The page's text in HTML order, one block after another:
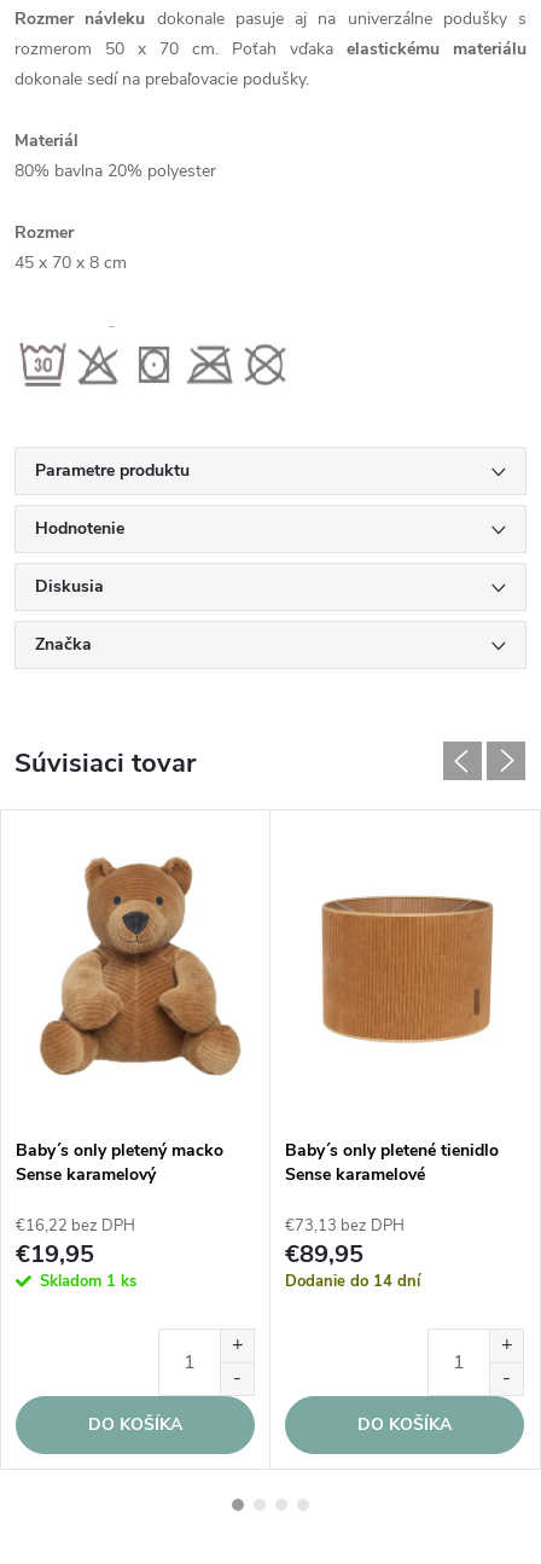
Rozmer návleku dokonale pasuje aj na univerzálne podušky s
rozmerom 50 x 70 cm. Poťah vďaka elastickému materiálu
dokonale sedí na prebaľovacie podušky.
Materiál
80% bavlna 20% polyester
Rozmer
45 x 70 x 8 cm
Parametre produktu
Hodnotenie
Diskusia
Značka
Súvisiaci tovar
Baby´s only pletený macko
Sense karamelový
€16,22 bez DPH
€19,95
Skladom 1 ks
DO KOŠÍKA
Baby´s only pletené tienidlo
Sense karamelové
€73,13 bez DPH
€89,95
Dodanie do 14 dní
DO KOŠÍKA